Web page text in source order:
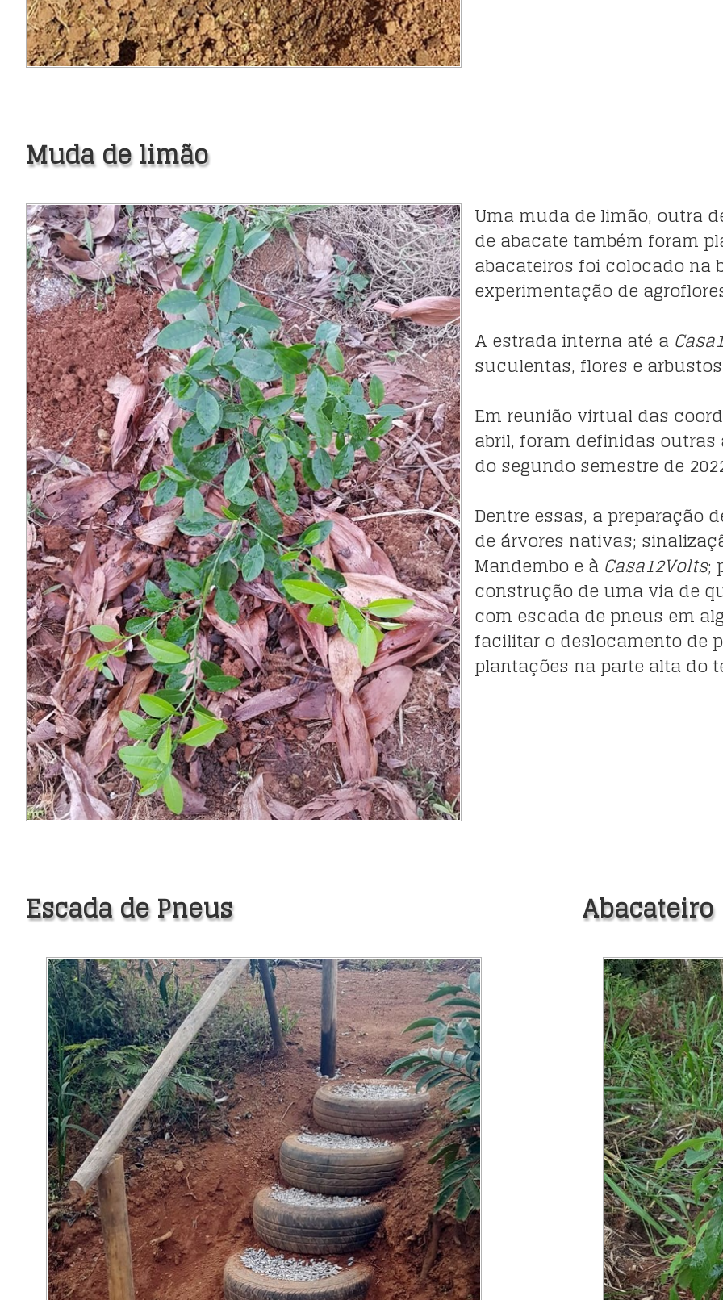
Muda de limão
Uma muda de limão, outra
de abacate também foram
abacateiros foi colocado na
experimentação de
A estrada interna até a
suculentas, flores e
Em reunião virtual das
abril, foram definidas
do segundo semestre de
Dentre essas, a preparação
de árvores nativas;
Mandembo e à Casa12Volts;
construção de uma via de
com escada de pneus em
facilitar o deslocamento de
plantações na parte alta do
Escada de Pneus Abacateiro